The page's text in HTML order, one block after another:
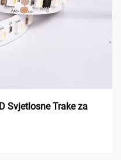
Svjetlosne Trake za